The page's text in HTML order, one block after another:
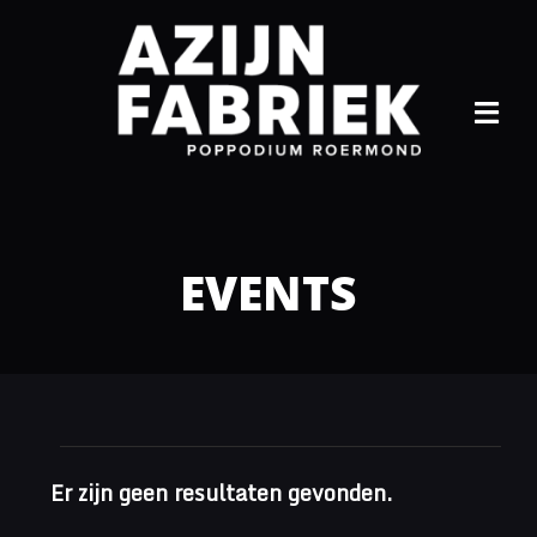
EVENTS
Bericht
Er zijn geen resultaten gevonden.
Evenement